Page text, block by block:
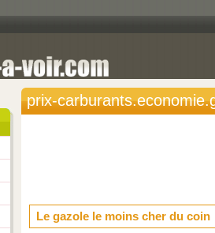
prix-
Le gazole le moins cher du coin